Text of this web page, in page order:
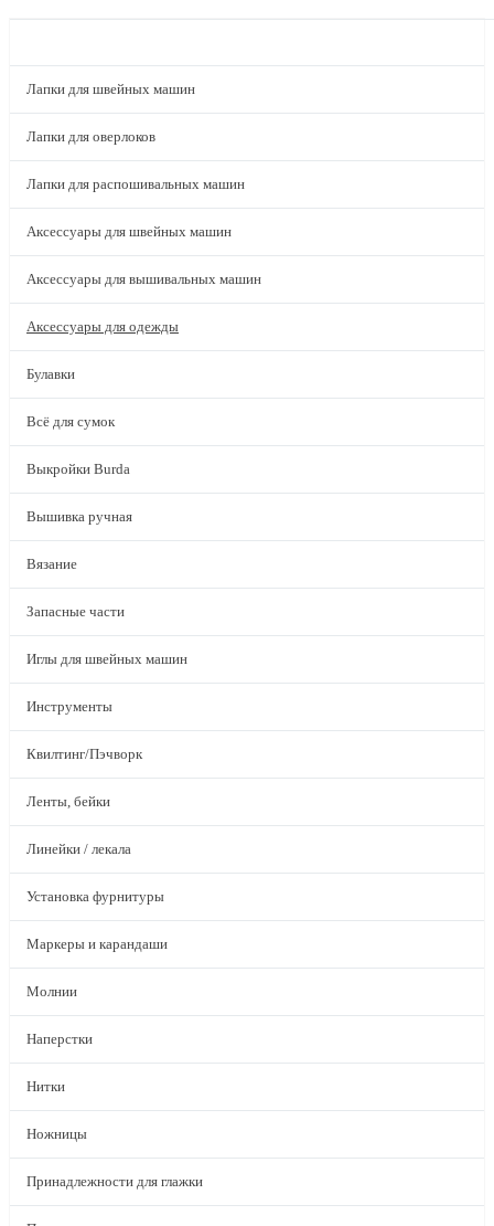
Лапки для швейных машин
Лапки для оверлоков
Лапки для распошивальных машин
Аксессуары для швейных машин
Аксессуары для вышивальных машин
Аксессуары для одежды
Булавки
Всё для сумок
Выкройки Burda
Вышивка ручная
Вязание
Запасные части
Иглы для швейных машин
Инструменты
Квилтинг/Пэчворк
Ленты, бейки
Линейки / лекала
Установка фурнитуры
Маркеры и карандаши
Молнии
Наперстки
Нитки
Ножницы
Принадлежности для глажки